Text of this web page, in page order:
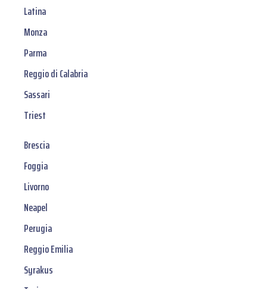
Latina
Monza
Parma
Reggio di Calabria
Sassari
Triest
Brescia
Foggia
Livorno
Neapel
Perugia
Reggio Emilia
Syrakus